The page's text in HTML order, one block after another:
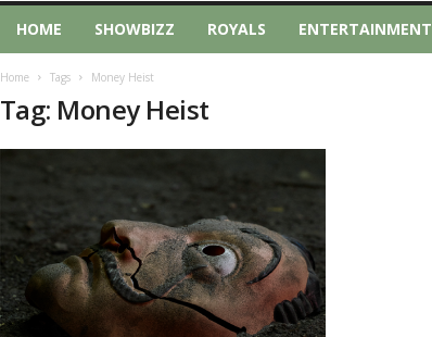
HOME SHOWBIZZ ROYALS ENTERTAINMENT
Home Tags Money Heist
Tag: Money Heist